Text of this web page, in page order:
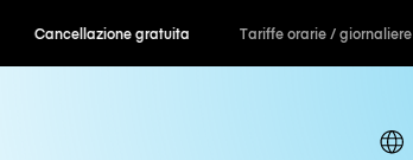
Cancellazione gratuita Tariffe orarie / giornaliere